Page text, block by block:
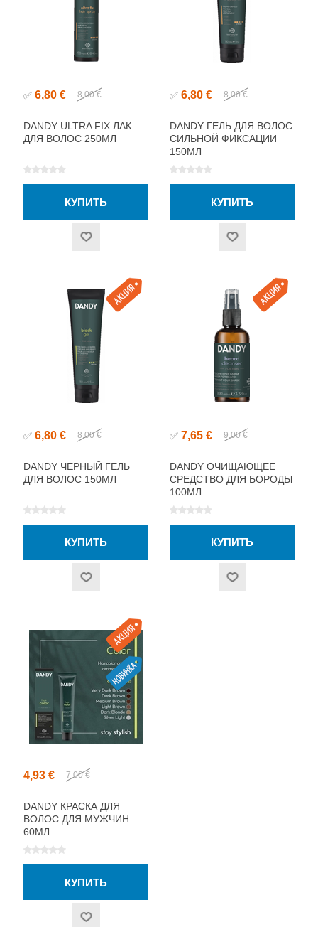
✅ 6,80 € 8,00 €
DANDY ULTRA FIX ЛАК
ДЛЯ ВОЛОС 250МЛ
✅ 6,80 € 8,00 €
DANDY ГЕЛЬ ДЛЯ ВОЛОС
СИЛЬНОЙ ФИКСАЦИИ
150МЛ
✅ 6,80 € 8,00 €
DANDY ЧЕРНЫЙ ГЕЛЬ
ДЛЯ ВОЛОС 150МЛ
✅ 7,65 € 9,00 €
DANDY ОЧИЩАЮЩЕЕ
СРЕДСТВО ДЛЯ БОРОДЫ
100МЛ
4,93 € 7,00 €
DANDY КРАСКА ДЛЯ
ВОЛОС ДЛЯ МУЖЧИН
60МЛ